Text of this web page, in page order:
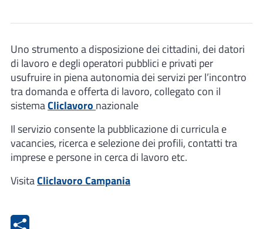
Uno strumento a disposizione dei cittadini, dei datori
di lavoro e degli operatori pubblici e privati per
usufruire in piena autonomia dei servizi per l’incontro
tra domanda e offerta di lavoro, collegato con il
sistemaCliclavoro nazionale
Il servizio consente la pubblicazione di curricula e
vacancies, ricerca e selezione dei profili, contatti tra
imprese e persone in cerca di lavoro etc.
VisitaCliclavoro Campania